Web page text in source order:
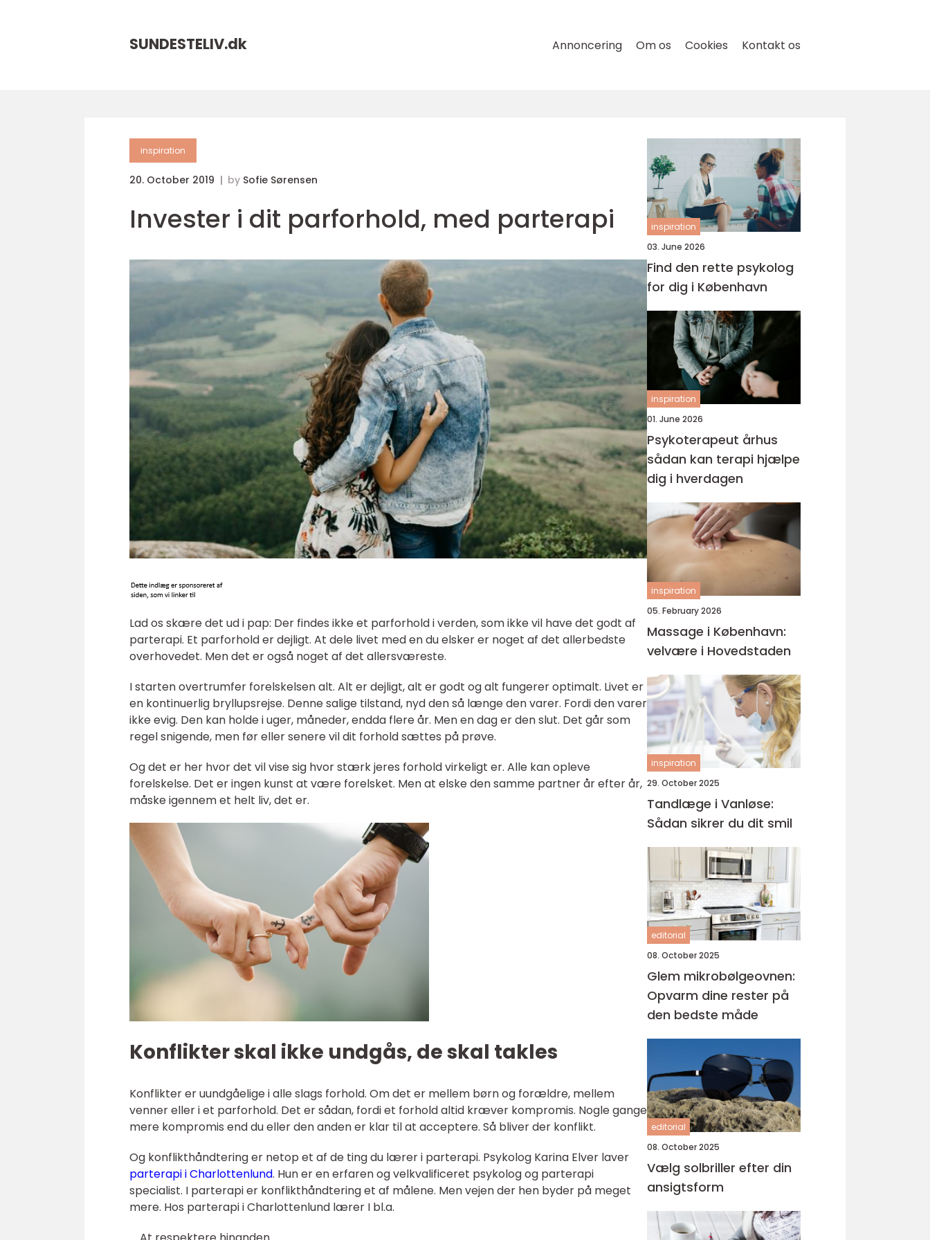
SUNDESTELIV.dk Annoncering Om os Cookies Kontakt os
inspiration
20. October 2019 by Sofie Sørensen
Invester i dit parforhold, med parterapi
Lad os skære det ud i pap: Der findes ikke et parforhold i verden, som ikke vil have det godt af
parterapi. Et parforhold er dejligt. At dele livet med en du elsker er noget af det allerbedste
overhovedet. Men det er også noget af det allersværeste.
I starten overtrumfer forelskelsen alt. Alt er dejligt, alt er godt og alt fungerer optimalt. Livet er
en kontinuerlig bryllupsrejse. Denne salige tilstand, nyd den så længe den varer. Fordi den varer
ikke evig. Den kan holde i uger, måneder, endda flere år. Men en dag er den slut. Det går som
regel snigende, men før eller senere vil dit forhold sættes på prøve.
Og det er her hvor det vil vise sig hvor stærk jeres forhold virkeligt er. Alle kan opleve
forelskelse. Det er ingen kunst at være forelsket. Men at elske den samme partner år efter år,
måske igennem et helt liv, det er.
Konflikter skal ikke undgås, de skal takles
Konflikter er uundgåelige i alle slags forhold. Om det er mellem børn og forældre, mellem
venner eller i et parforhold. Det er sådan, fordi et forhold altid kræver kompromis. Nogle gange
mere kompromis end du eller den anden er klar til at acceptere. Så bliver der konflikt.
Og konflikthåndtering er netop et af de ting du lærer i parterapi. Psykolog Karina Elver laver
parterapi i Charlottenlund. Hun er en erfaren og velkvalificeret psykolog og parterapi
specialist. I parterapi er konflikthåndtering et af målene. Men vejen der hen byder på meget
mere. Hos parterapi i Charlottenlund lærer I bl.a.
inspiration
03. June 2026
Find den rette psykolog
for dig i København
inspiration
01. June 2026
Psykoterapeut århus
sådan kan terapi hjælpe
dig i hverdagen
inspiration
05. February 2026
Massage i København:
velvære i Hovedstaden
inspiration
29. October 2025
Tandlæge i Vanløse:
Sådan sikrer du dit smil
editorial
08. October 2025
Glem mikrobølgeovnen:
Opvarm dine rester på
den bedste måde
editorial
08. October 2025
Vælg solbriller efter din
ansigtsform